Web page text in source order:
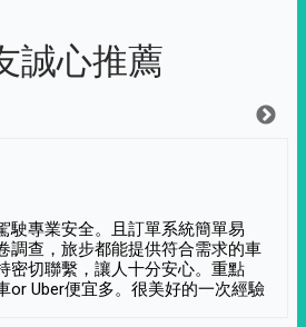
誠心推薦
駛專業安全。且訂單系統簡單易
調查，旅步都能提供符合需求的車
密切聯繫，讓人十分安心。重點
or Uber便宜多。很美好的一次經驗